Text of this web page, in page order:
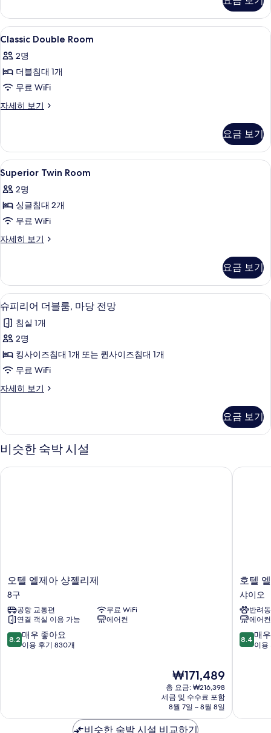
보
기
룸
(Family)
자
히
보
Classic
Double
Room
사
진
모
기
셀렉트 컴포트 침대, 객실 내 금고, 책상
5
Classic Double Room
2명
더블침대 1개
무료 WiFi
자세히 보기
Classic
세
히
보
요금 보기
Superior
Twin
Room
사
진
모
기
셀렉트 컴포트 침대, 객실 내 금고, 책상
5
Superior Twin Room
2명
싱글침대 2개
무료 WiFi
자세히 보기
Superior
세
히
보
기
요금 보기
슈
피
리
어
더
룸,
당
전
망
사
슈피리어 더블룸, 마당 전망 | 셀렉트
6
슈피리어 더블룸, 마당 전망
침실 1개
2명
킹사이즈침대 1개 또는 퀸사이즈침대 1개
무료 WiFi
자세히 보기
슈
더
블
룸,
당
요금 보기
비슷한 숙박 시설
오
텔
엘
제
아
샹
젤
오텔 엘제아 샹젤리제
8구
공항 교통편
무료 WiFi
연결 객실 이용 가능
에어컨
10
점
우
8.2 매우 좋아요
이용 후기 830개
현
재
요
금
₩171,489
₩171,489
총 요금: ₩216,398
세금 및 수수료 포함
8월 7일 ~ 8월 8일
오텔 엘제아 샹젤리제
호
텔
엘
리
세
스
바
호텔
샤이오
반려
에어컨
10
점
우
8.4 매
이용
호텔 엘
비슷한 숙박 시설 비교하기